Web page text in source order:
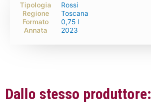
Tipologia
Rossi
Regione
Toscana
Formato
0,75 l
Annata
2023
Dallo stesso produttore: